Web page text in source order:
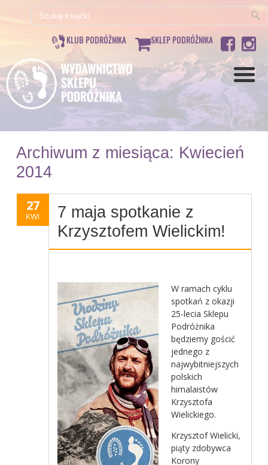
Szukaj:
KLUB PODRÓŻNIKA SKLEP PODRÓŻNIKA
Archiwum z miesiąca: Kwiecień
2014
27
KWI
7 maja spotkanie z
Krzysztofem Wielickim!
W ramach cyklu
spotkań z okazji
25-lecia Sklepu
Podróżnika
będziemy gościć
jednego z
najwybitniejszych
polskich
himalaistów
Krzysztofa
Wielickiego.
Krzysztof Wielicki,
piąty zdobywca
Korony